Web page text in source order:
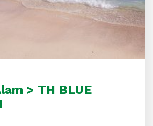
> TH BLUE